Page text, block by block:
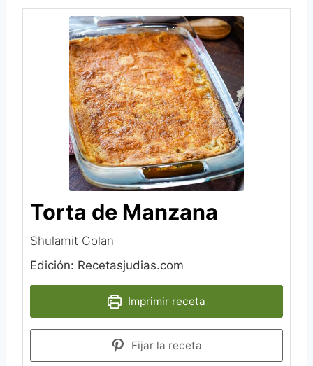
Torta de Manzana
Shulamit Golan
Edición: Recetasjudias.com
Imprimir receta
Fijar la receta